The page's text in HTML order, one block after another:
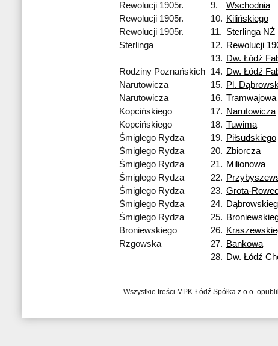
Rewolucji 1905r.
9. Wschodnia
Rewolucji 1905r.
10. Kilińskiego
Rewolucji 1905r.
11. Sterlinga NŻ
Sterlinga
12. Rewolucji
13. Dw. Łódź
Rodziny Poznańskich
14. Dw. Łódź
Narutowicza
15. Pl.
Narutowicza
16. Tramwajowa
Kopcińskiego
17. Narutowicza
Kopcińskiego
18. Tuwima
Śmigłego Rydza
19. Piłsudskiego
Śmigłego Rydza
20. Zbiorcza
Śmigłego Rydza
21. Milionowa
Śmigłego Rydza
22.
Śmigłego Rydza
23. Grota-
Śmigłego Rydza
24.
Śmigłego Rydza
25.
Broniewskiego
26.
Rzgowska
27. Bankowa
28. Dw. Łódź
Wszystkie treści MPK-Łódź Spółka z o.o.